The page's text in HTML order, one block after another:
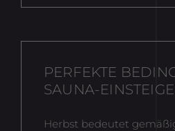
PERFEKTE
SAUNA-
Herbst bedeutet